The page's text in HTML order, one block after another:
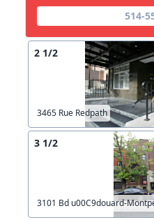
514-
2 1/2
3465 Rue Redpath
3 1/2
3101 Bd u00C9douard-